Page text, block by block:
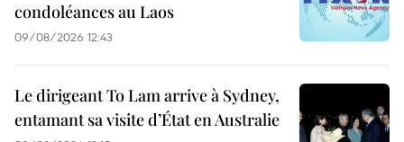
condoléances au Laos
09/08/2026 12:43
Le dirigeant To Lam arrive à Sydney,
entamant sa visite d’État en Australie